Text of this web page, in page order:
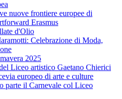
nuove frontiere europee di
Erasmus
d'Olio
Celebrazione di Moda,
2025
Liceo artistico Gaetano Chierici
europeo di arte e culture
parte il Carnevale col Liceo